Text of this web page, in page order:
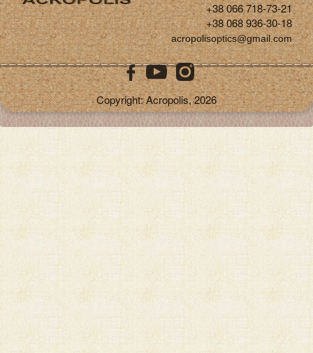
+38 066 718-73-21
+38 068 936-30-18
acropolisoptics@gmail.com
Copyright: Acropolis, 2026